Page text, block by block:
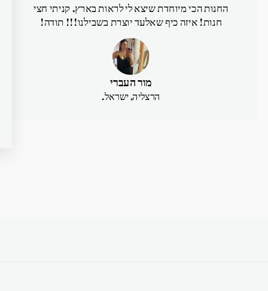
החנות הכי מיוחדת שיצא לי לראות בארץ. קניתי חצי
חנות! איזה כיף שאלעד יוצרת בשבילנו!!! תודה!
מור העברי
הרצליה, ישראל.